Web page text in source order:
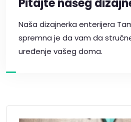
Pitajte našeg
Naša dizajnerka enterijera
spremna je da vam da
uređenje vašeg doma.